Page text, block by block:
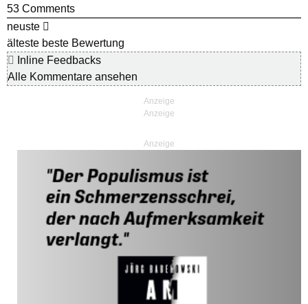
53 Comments
neuste
älteste beste Bewertung
Inline Feedbacks
Alle Kommentare ansehen
Anzeige